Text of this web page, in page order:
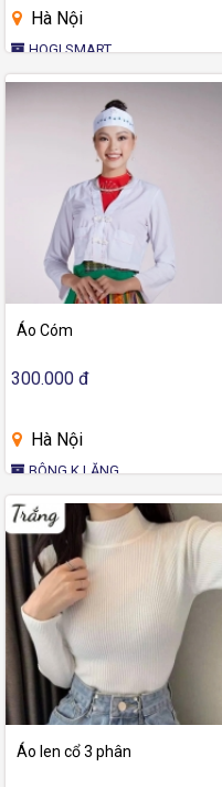
Hà Nội
HOGI SMART
Áo Cóm
300.000 đ
Hà Nội
BÔNG K LĂNG
Áo len cổ 3 phân